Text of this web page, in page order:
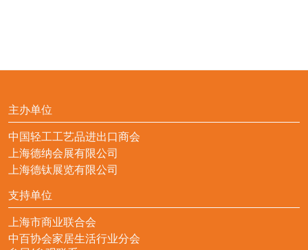
主办单位
中国轻工工艺品进出口商会
上海德纳会展有限公司
上海德钛展览有限公司
支持单位
上海市商业联合会
中百协会家居生活行业分会